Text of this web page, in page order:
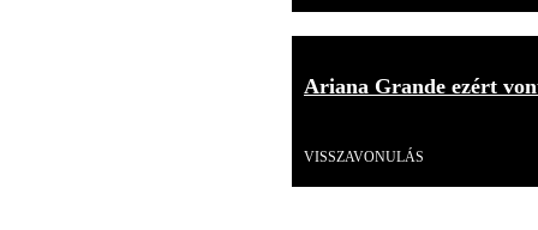
Ariana Grande ezért
VISSZAVONULÁS